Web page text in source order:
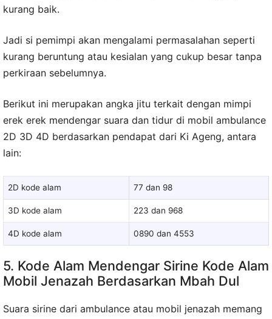
kurang baik.
Jadi si pemimpi akan mengalami permasalahan seperti
kurang beruntung atau kesialan yang cukup besar tanpa
perkiraan sebelumnya.
Berikut ini merupakan angka jitu terkait dengan mimpi
erek erek mendengar suara dan tidur di mobil ambulance
2D 3D 4D berdasarkan pendapat dari Ki Ageng, antara
lain:
2D kode alam 77 dan 98
3D kode alam 223 dan 968
4D kode alam 0890 dan 4553
5. Kode Alam Mendengar Sirine Kode Alam
Mobil Jenazah Berdasarkan Mbah Dul
Suara sirine dari ambulance atau mobil jenazah memang